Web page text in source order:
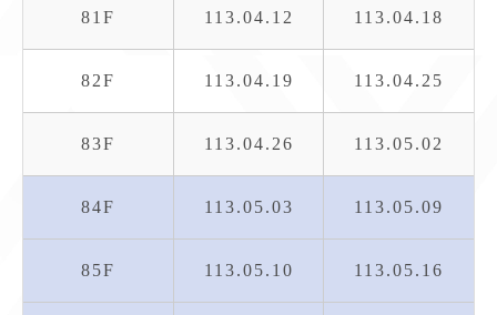
81F 113.04.12 113.04.18
82F 113.04.19 113.04.25
83F 113.04.26 113.05.02
84F 113.05.03 113.05.09
85F 113.05.10 113.05.16